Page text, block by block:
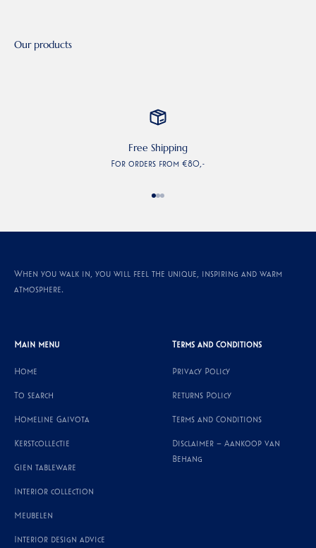
Free Shipping
For orders from €80,-
When you walk in, you will feel the unique, inspiring and warm
atmosphere.
Main menu
Home
To search
Homeline Gaivota
Kerstcollectie
Gien tableware
Interior collection
Meubelen
Interior design advice
Terms and Conditions
Privacy Policy
Returns Policy
Terms and Conditions
Disclaimer – Aankoop van
Behang